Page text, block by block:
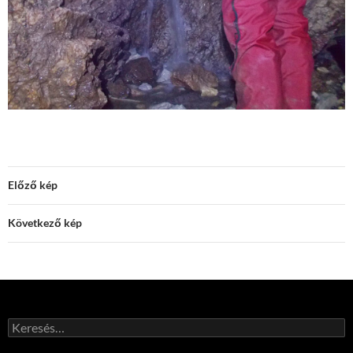
Előző kép
Következő kép
Keresés: